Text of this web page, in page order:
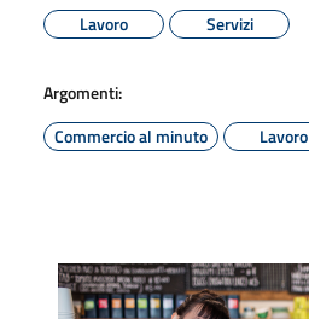
Lavoro
Servizi
Argomenti:
Commercio al minuto
Lavoro